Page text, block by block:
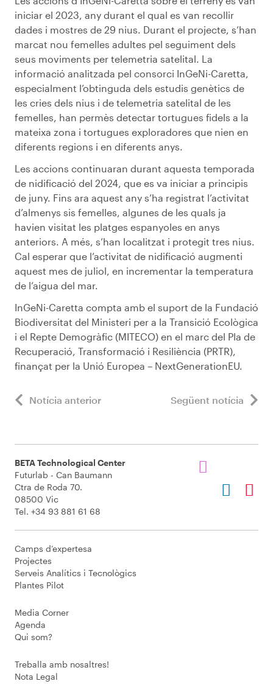
iniciar el 2023, any durant el qual es van recollir
dades i mostres de 29 nius. Durant el projecte, s’han
marcat nou femelles adultes pel seguiment dels
seus moviments per telemetria satelital. La
informació analitzada pel consorci InGeNi-Caretta,
especialment l’obtinguda dels estudis genètics de
les cries dels nius i de telemetria satelital de les
femelles, han permès detectar tortugues fidels a la
mateixa zona i tortugues exploradores que nien en
diferents regions i en diferents anys.
Les accions continuaran durant aquesta temporada
de nidificació del 2024, que es va iniciar a principis
de juny. Fins ara aquest any s’ha registrat l’activitat
d’almenys sis femelles, algunes de les quals ja
havien visitat les platges espanyoles en anys
anteriors. A més, s’han localitzat i protegit tres nius.
Cal esperar que l’activitat de nidificació augmenti
aquest mes de juliol, en incrementar la temperatura
de l’aigua del mar.
InGeNi-Caretta compta amb el suport de la Fundació
Biodiversitat del Ministeri per a la Transició Ecològica
i el Repte Demogràfic (MITECO) en el marc del Pla de
Recuperació, Transformació i Resiliència (PRTR),
finançat per la Unió Europea – NextGenerationEU.
Notícia anterior Següent notícia
BETA Technological Center
Futurlab - Can Baumann
Ctra de Roda 70.
08500 Vic
Tel. +34 93 881 61 68
Camps d’expertesa
Projectes
Serveis Analítics i Tecnològics
Plantes Pilot
Media Corner
Agenda
Qui som?
Treballa amb nosaltres!
Nota Legal